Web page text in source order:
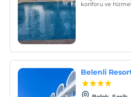
konforu ve
Belenli